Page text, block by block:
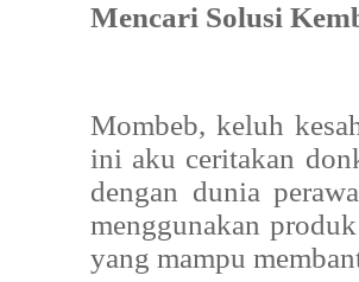
Mencari Solusi
Mombeb, keluh
ini aku ceritakan
dengan dunia
menggunakan
yang mampu